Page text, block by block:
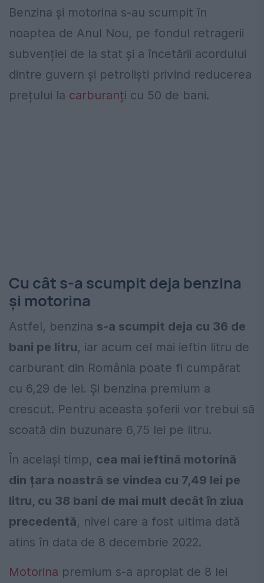
Benzina și motorina s-au scumpit în
noaptea de Anul Nou, pe fondul retragerii
subvenției de la stat și a încetării acordului
dintre guvern și petroliști privind reducerea
prețului la carburanți cu 50 de bani.
Cu cât s-a scumpit deja benzina
și motorina
Astfel, benzina s-a scumpit deja cu 36 de
bani pe litru, iar acum cel mai ieftin litru de
carburant din România poate fi cumpărat
cu 6,29 de lei. Și benzina premium a
crescut. Pentru aceasta șoferii vor trebui să
scoată din buzunare 6,75 lei pe litru.
În același timp, cea mai ieftină motorină
din țara noastră se vindea cu 7,49 lei pe
litru, cu 38 bani de mai mult decât în ziua
precedentă, nivel care a fost ultima dată
atins în data de 8 decembrie 2022.
Motorina premium s-a apropiat de 8 lei